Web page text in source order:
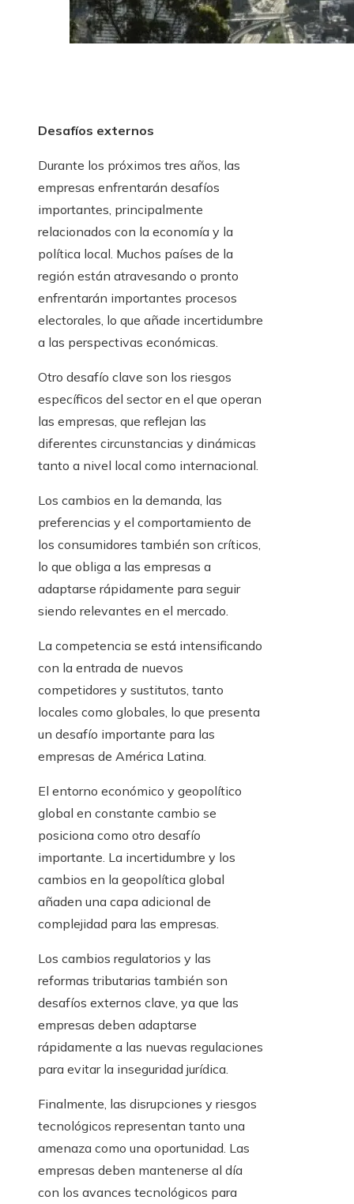
Desafíos externos
Durante los próximos tres años, las
empresas enfrentarán desafíos
importantes, principalmente
relacionados con la economía y la
política local. Muchos países de la
región están atravesando o pronto
enfrentarán importantes procesos
electorales, lo que añade incertidumbre
a las perspectivas económicas.
Otro desafío clave son los riesgos
específicos del sector en el que operan
las empresas, que reflejan las
diferentes circunstancias y dinámicas
tanto a nivel local como internacional.
Los cambios en la demanda, las
preferencias y el comportamiento de
los consumidores también son críticos,
lo que obliga a las empresas a
adaptarse rápidamente para seguir
siendo relevantes en el mercado.
La competencia se está intensificando
con la entrada de nuevos
competidores y sustitutos, tanto
locales como globales, lo que presenta
un desafío importante para las
empresas de América Latina.
El entorno económico y geopolítico
global en constante cambio se
posiciona como otro desafío
importante. La incertidumbre y los
cambios en la geopolítica global
añaden una capa adicional de
complejidad para las empresas.
Los cambios regulatorios y las
reformas tributarias también son
desafíos externos clave, ya que las
empresas deben adaptarse
rápidamente a las nuevas regulaciones
para evitar la inseguridad jurídica.
Finalmente, las disrupciones y riesgos
tecnológicos representan tanto una
amenaza como una oportunidad. Las
empresas deben mantenerse al día
con los avances tecnológicos para